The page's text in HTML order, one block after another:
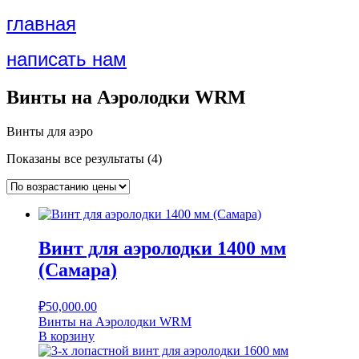
главная
написать нам
Винты на Аэролодки WRM
Винты для аэро
Показаны все результаты (4)Цены:
Винт для аэролодки 1400 мм
(Самара)
₽50,000.00
Винты на Аэролодки WRM
В корзину